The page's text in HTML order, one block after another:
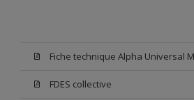
Fiche technique Alpha Universal
FDES collective